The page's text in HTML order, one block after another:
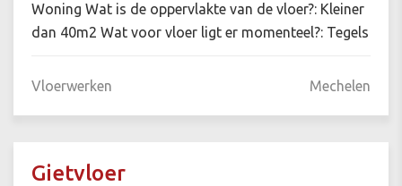
Woning Wat is de oppervlakte van de vloer?: Kleiner
dan 40m2 Wat voor vloer ligt er momenteel?: Tegels
Vloerwerken Mechelen
Gietvloer